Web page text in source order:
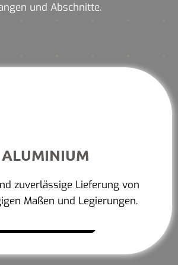
und Abschnitte.
ALUMINIUM
zuverlässige Lieferung von
Maßen und Legierungen.